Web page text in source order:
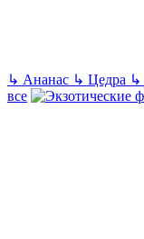
↳ Ананас ↳ Цедра ↳
все